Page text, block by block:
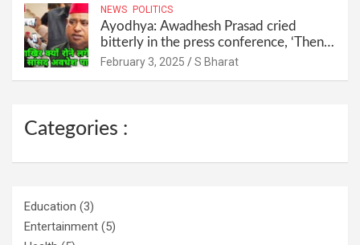
NEWS POLITICS
Ayodhya: Awadhesh Prasad cried
bitterly in the press conference, ‘Then I
will resign as MP’ @SBharat
February 3, 2025 S Bharat
Categories :
Education (3)
Entertainment (5)